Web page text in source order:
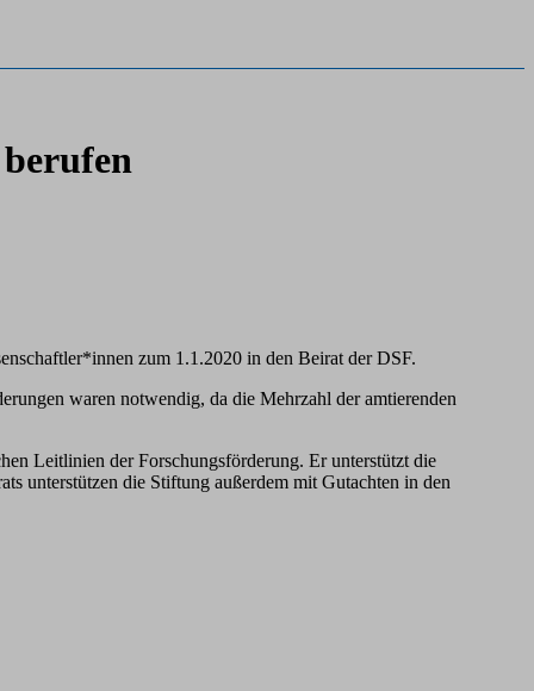
zum 1.1.2020 in den Beirat der DSF.
waren notwendig, da die Mehrzahl der amtierenden
Leitlinien der Forschungsförderung. Er unterstützt die
unterstützen die Stiftung außerdem mit Gutachten in den